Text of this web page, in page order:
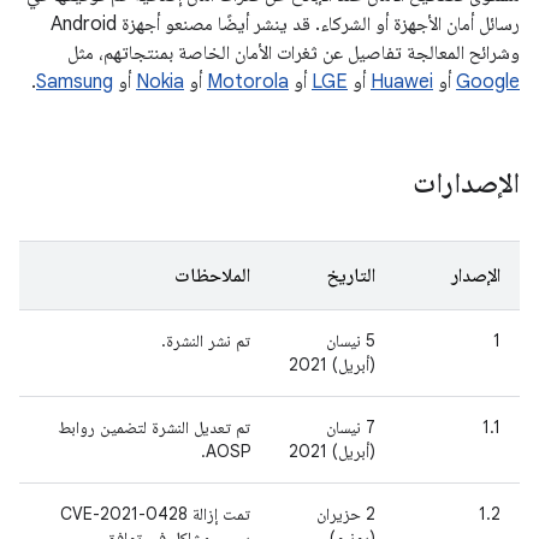
رسائل أمان الأجهزة أو الشركاء. قد ينشر أيضًا مصنعو أجهزة Android
وشرائح المعالجة تفاصيل عن ثغرات الأمان الخاصة بمنتجاتهم، مثل
Google أو Huawei أو LGE أو Motorola أو Nokia أو Samsung
.
الإصدارات
الإصدار التاريخ الملاحظات
1
5 نيسان
(أبريل) 2021
تم نشر النشرة.
1.1
7 نيسان
(أبريل) 2021
تم تعديل النشرة لتضمين روابط
AOSP.
1.2
2 حزيران
تمت إزالة CVE-2021-0428